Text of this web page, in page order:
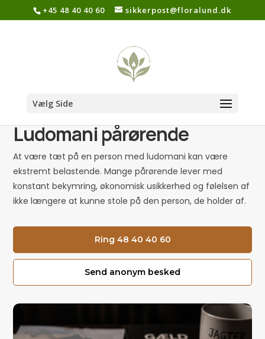
+45 48 40 40 60 sikkerpost@floralund.dk
Vælg Side
Ludomani pårørende
At være tæt på en person med ludomani kan være
ekstremt belastende. Mange pårørende lever med
konstant bekymring, økonomisk usikkerhed og følelsen af
ikke længere at kunne stole på den person, de holder af.
Ring 48 40 40 60
Send anonym besked